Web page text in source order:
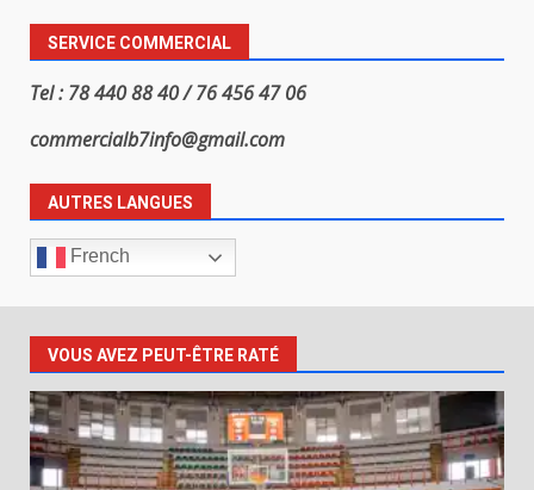
SERVICE COMMERCIAL
Tel : 78 440 88 40 / 76 456 47 06
commercialb7info@gmail.com
AUTRES LANGUES
French
VOUS AVEZ PEUT-ÊTRE RATÉ